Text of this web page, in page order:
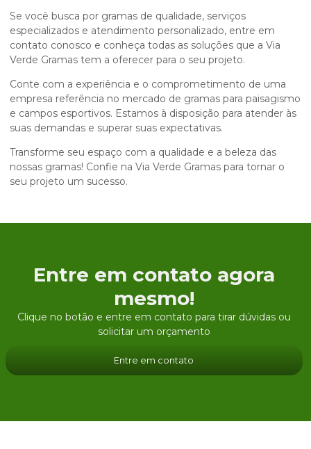
Se você busca por gramas de qualidade, serviços
especializados e atendimento personalizado, entre em
contato conosco e conheça todas as soluções que a Via
Verde Gramas tem a oferecer para o seu projeto.
Conte com a experiência e o comprometimento de uma
empresa referência no mercado de gramas para paisagismo
e campos esportivos. Estamos à disposição para atender às
suas demandas e superar suas expectativas.
Transforme seu espaço com a qualidade e a beleza das
nossas gramas! Confie na Via Verde Gramas para tornar o
seu projeto um sucesso.
Entre em contato agora
mesmo!
Clique no botão e entre em contato para tirar dúvidas ou
solicitar um orçamento
Entre em contato